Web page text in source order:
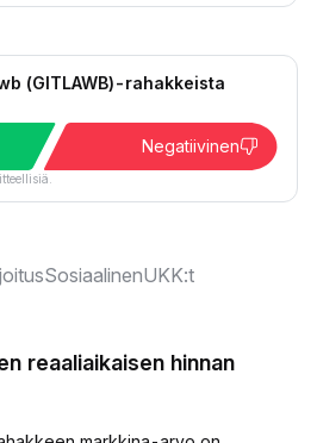
(GITLAWB)-rahakkeista
Negatiivinen
SosiaalinenUKK:t
reaaliaikaisen hinnan